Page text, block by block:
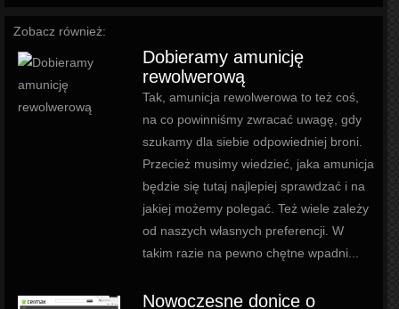
Zobacz również:
Dobieramy amunicję
rewolwerową
Tak, amunicja rewolwerowa to też coś,
na co powinniśmy zwracać uwagę, gdy
szukamy dla siebie odpowiedniej broni.
Przecież musimy wiedzieć, jaka amunicja
będzie się tutaj najlepiej sprawdzać i na
jakiej możemy polegać. Też wiele zależy
od naszych własnych preferencji. W
takim razie na pewno chętne wpadni...
Nowoczesne donice o